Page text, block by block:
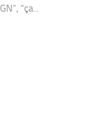
GN”, “ça...